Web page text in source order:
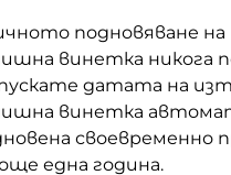
подновяване на
винетка никога
датата на
винетка
своевременно
една година.